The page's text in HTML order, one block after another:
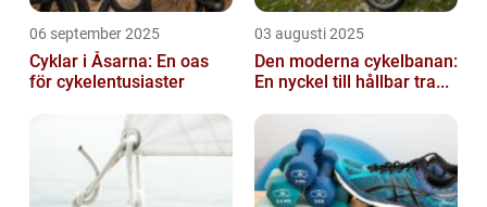
06 september 2025
Cyklar i Åsarna: En oas
för cykelentusiaster
03 augusti 2025
Den moderna cykelbanan:
En nyckel till hållbar tra...